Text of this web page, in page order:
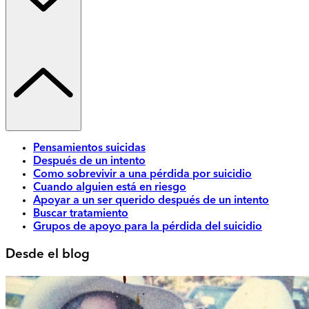
Pensamientos suicidas
Después de un intento
Como sobrevivir a una pérdida por suicidio
Cuando alguien está en riesgo
Apoyar a un ser querido después de un intento
Buscar tratamiento
Grupos de apoyo para la pérdida del suicidio
Desde el blog